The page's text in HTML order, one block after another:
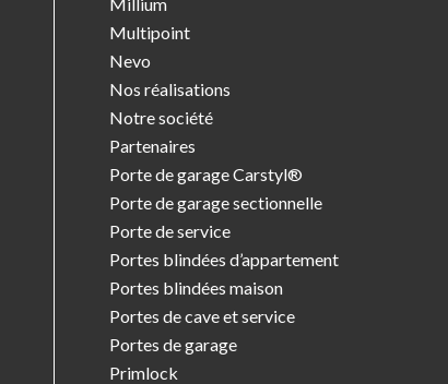
Multipoint
Nevo
Nos réalisations
Notre société
Partenaires
Porte de garage Carstyl®
Porte de garage sectionnelle
Porte de service
Portes blindées d’appartement
Portes blindées maison
Portes de cave et service
Portes de garage
Primlock